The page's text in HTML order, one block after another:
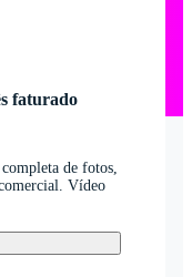
faturado
de fotos,
Vídeo